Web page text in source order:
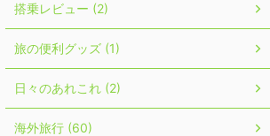
搭乗レビュー (2)
旅の便利グッズ (1)
日々のあれこれ (2)
海外旅行 (60)